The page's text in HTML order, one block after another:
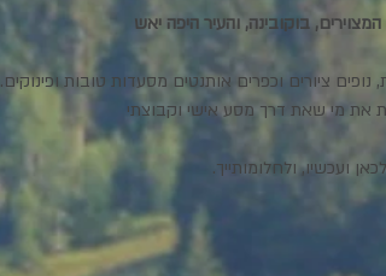
בוקובינה, והעיר היפה יאש
ציורים וכפרים אותנטים מסעדות טובות ופינוקים.
ועכשיו, ולחלומותייך.